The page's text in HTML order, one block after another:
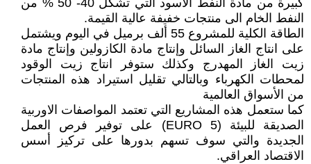
كبيرة من مادة النفط الأسود التي تشكل 40- 50 % من
النفط الخام الى منتجات خفيفة عالية القيمة.
الطاقة الكلية للمشروع 55 ألف برميل في اليوم ويشتمل
على انتاج الغاز السائل وإنتاج مادة الكازولين وإنتاج مادة
زيت الغاز المهدرج وكذلك ستوفر انتاج زيت الوقود
لمحطات الكهرباء وبالتالي تقليل استيراد هذه المنتجات
من الأسواق العالمية
كما ستعمل هذه المشاريع التي تعتمد المواصفات الاوربية
الصديقة للبيئة (EURO 5) على توفير فرص العمل
الجديدة والتي سوف تسهم بدورها على تركيز أسس
الاقتصاد العراقي.